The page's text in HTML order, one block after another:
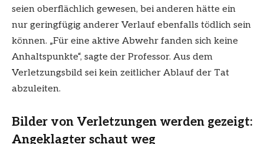
seien oberflächlich gewesen, bei anderen hätte ein
nur geringfügig anderer Verlauf ebenfalls tödlich sein
können. „Für eine aktive Abwehr fanden sich keine
Anhaltspunkte“, sagte der Professor. Aus dem
Verletzungsbild sei kein zeitlicher Ablauf der Tat
abzuleiten.
Bilder von Verletzungen werden gezeigt:
Angeklagter schaut weg